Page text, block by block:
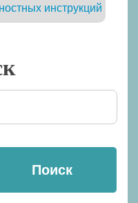
инструкций